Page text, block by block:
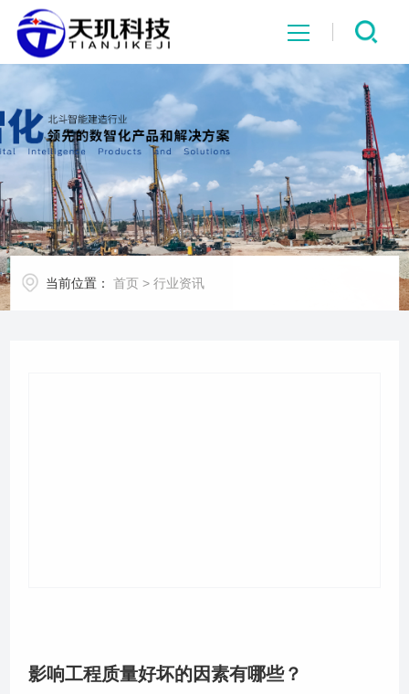
网站首页
系统中心
解决方案
项目案例
当前位置： 首页 >行业资讯
影响工程质量好坏的因素有哪些？